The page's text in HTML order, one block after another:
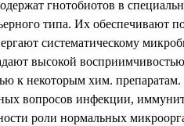
гнотобиотов в
типа. Их обеспечивают
систематическому
высокой
к некоторым хим.
вопросов инфекции,
роли нормальных